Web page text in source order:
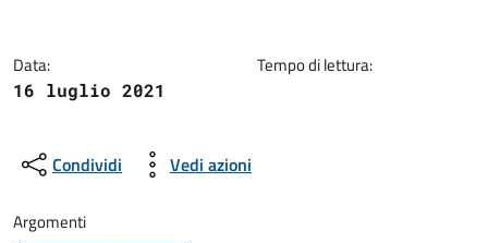
Data:
16 luglio 2021
Tempo di lettura:
Condividi Vedi azioni
Argomenti